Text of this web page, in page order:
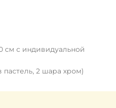
см с индивидуальной
2 шара хром)